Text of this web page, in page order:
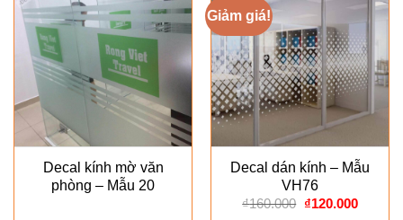
Decal kính mờ văn
phòng – Mẫu 20
Giảm giá!
Decal dán kính – Mẫu
VH76
₫160.000 Giá
₫120.000Giá